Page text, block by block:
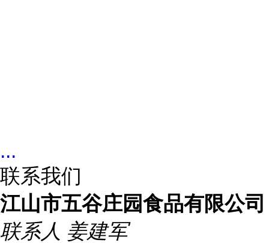
...
联系我们
江山市五谷庄园食品有限公司
联系人 姜建军